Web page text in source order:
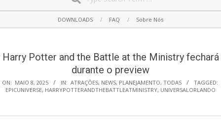
Navigation
DOWNLOADS FAQ Sobre Nós
Harry Potter and the Battle at the Ministry fechará
durante o preview
ON: MAIO 8, 2025 IN: ATRAÇÕES, NEWS, PLANEJAMENTO, TODAS
TAGGED:
EPICUNIVERSE, HARRYPOTTERANDTHEBATTLEATMINISTRY, UNIVERSALORLANDO